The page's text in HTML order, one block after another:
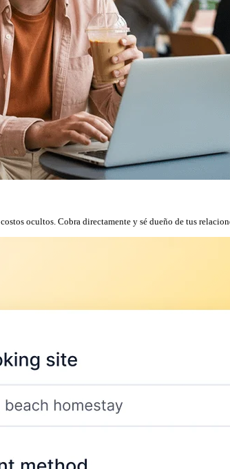
ocultos. Cobra directamente y sé dueño de tus